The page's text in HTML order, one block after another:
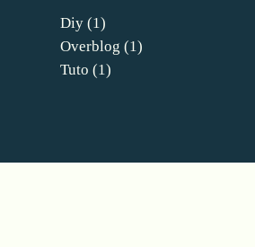
Diy (1)
Overblog (1)
Tuto (1)